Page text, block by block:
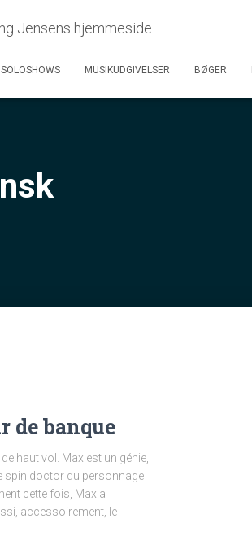
Jensens hjemmeside
MUSIKUDGIVELSER BØGER
de banque
haut vol. Max est un génie,
spin doctor du personnage
cette fois, Max a
accessoirement, le